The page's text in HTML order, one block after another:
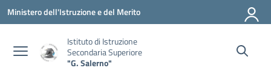
Vai ai contenuti
Vai al menu di navigazione
Vai al footer
Ministero dell'Istruzione e del Merito
Istituto di Istruzione
Secondaria Superiore
"G. Salerno"